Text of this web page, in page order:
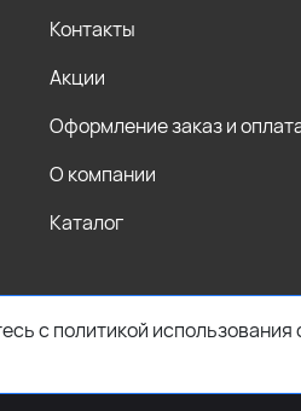
Контакты
Акции
Оформление заказ и
О компании
Каталог
с политикой использования